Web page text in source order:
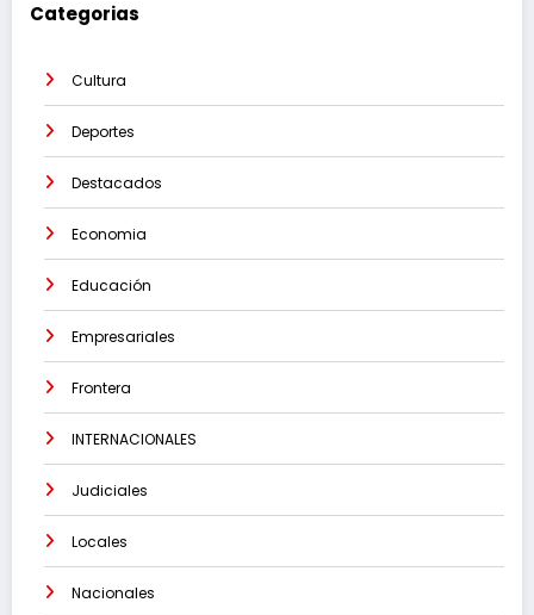
Categorias
Cultura
Deportes
Destacados
Economia
Educación
Empresariales
Frontera
INTERNACIONALES
Judiciales
Locales
Nacionales